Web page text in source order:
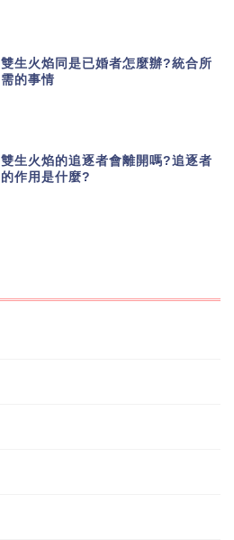
雙生火焰同是已婚者怎麼辦?統合所
需的事情
雙生火焰的追逐者會離開嗎?追逐者
的作用是什麼?